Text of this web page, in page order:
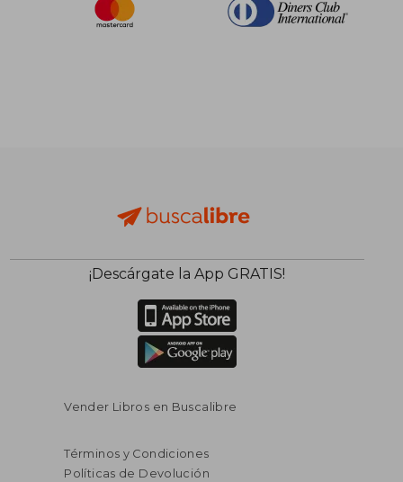
¡Descárgate la App GRATIS!
Vender Libros en Buscalibre
Términos y Condiciones
Políticas de Devolución